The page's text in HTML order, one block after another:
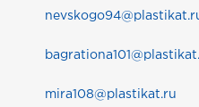
mira108@plastikat.ru